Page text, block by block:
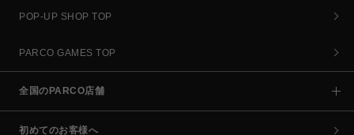
POP-UP SHOP TOP
PARCO GAMES TOP
全国のPARCO店舗
初めてのお客様へ